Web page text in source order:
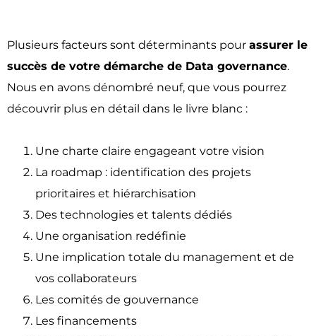
Plusieurs facteurs sont déterminants pour assurer le
succès de votre démarche de Data governance.
Nous en avons dénombré neuf, que vous pourrez
découvrir plus en détail dans le livre blanc :
Une charte claire engageant votre vision
La roadmap : identification des projets
prioritaires et hiérarchisation
Des technologies et talents dédiés
Une organisation redéfinie
Une implication totale du management et de
vos collaborateurs
Les comités de gouvernance
Les financements